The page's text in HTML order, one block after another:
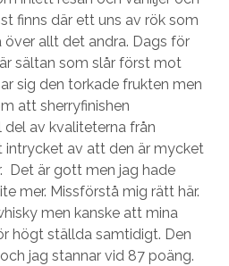
finns där ett uns av rök som
över allt det andra. Dags för
sältan som slår först mot
sig den torkade frukten men
att sherryfinishen
av kvaliteterna från
av att den är mycket
Det är gott men jag hade
mer. Missförstå mig rätt här.
men kanske att mina
högt ställda samtidigt. Den
jag stannar vid 87 poäng.